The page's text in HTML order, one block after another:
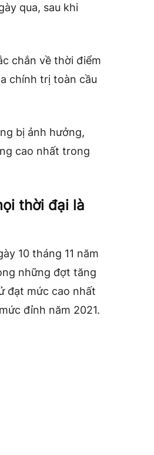
qua, sau khi
chắn về thời điểm
chính trị toàn cầu
bị ảnh hưởng,
cao nhất trong
thời đại là
10 tháng 11 năm
những đợt tăng
đạt mức cao nhất
đỉnh năm 2021.